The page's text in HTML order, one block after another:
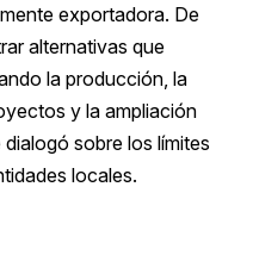
exportadora. De
alternativas que
la producción, la
y la ampliación
sobre los límites
locales.